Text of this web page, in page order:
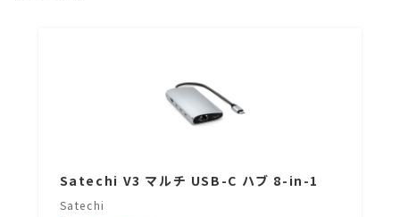
Satechi V3 マルチ USB-C ハブ 8-in-1
Satechi